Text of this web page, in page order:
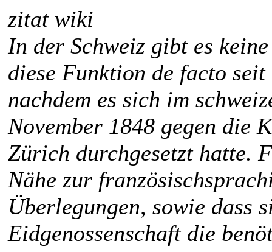
zitat wiki
In der Schweiz gibt es
diese Funktion de facto
nachdem es sich im
November 1848 gegen die
Zürich durchgesetzt hatte.
Nähe zur
Überlegungen, sowie dass
Eidgenossenschaft die